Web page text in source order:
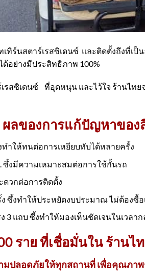
ทิร์นสตาร์เรสซิเดนซ์ และติดตั้งถึงที่เ
อย่างมีประสิทธิภาพ 100%
สซิเดนซ์ ที่อุดหนุน และไว้ใจ ร้านไทย
ผลของการแก้ปัญหาของ
ทำให้ทนต่อการเหยียบทับได้หลายครั้ง
ซึ้งมีความเหมาะสมต่อการใช้กั้นรถ
ดวกต่อการติดตั้ง
ง ซึ้งทำให้ประหยัดงบประมาณ ไม่ต้องซื้
3 แถบ ซึ้งทำให้มองเห็นชัดเจนในเวลา
ราย ที่เชื่อมั่นใน ร้านไ
ามปลอดภัยให้ทุกสถานที่ เพื่อคุณภา